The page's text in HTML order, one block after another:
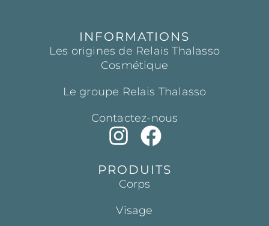
INFORMATIONS
Les origines de Relais Thalasso
Cosmétique
Le groupe Relais Thalasso
Contactez-nous
PRODUITS
Corps
Visage